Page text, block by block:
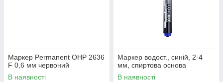
Маркер Permanent ОНР 2636
F 0,6 мм червоний
В наявності
Маркер водост., синій, 2-4
мм, спиртова основа
В наявності